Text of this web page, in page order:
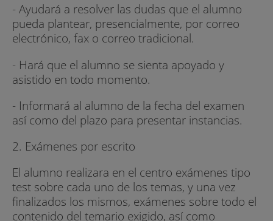
- Ayudará a resolver las dudas que el alumno
pueda plantear, presencialmente, por correo
electrónico, fax o correo tradicional.
- Hará que el alumno se sienta apoyado y
asistido en todo momento.
- Informará al alumno de la fecha del examen
así como del plazo para presentar instancias.
2. Exámenes por escrito
El alumno realizara en el centro exámenes tipo
test sobre cada uno de los temas, y una vez
finalizados los mismos, exámenes sobre todo el
contenido del temario exigido, así como